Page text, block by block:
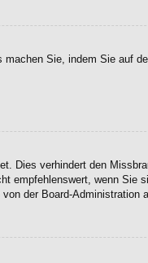
Sie, indem Sie auf
Dies verhindert den
empfehlenswert, wenn Sie
der Board-Administration